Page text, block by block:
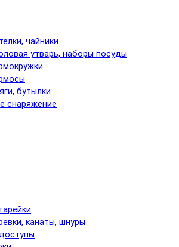
чайники
утварь, наборы посуды
бутылки
снаряжение
канаты, шнуры